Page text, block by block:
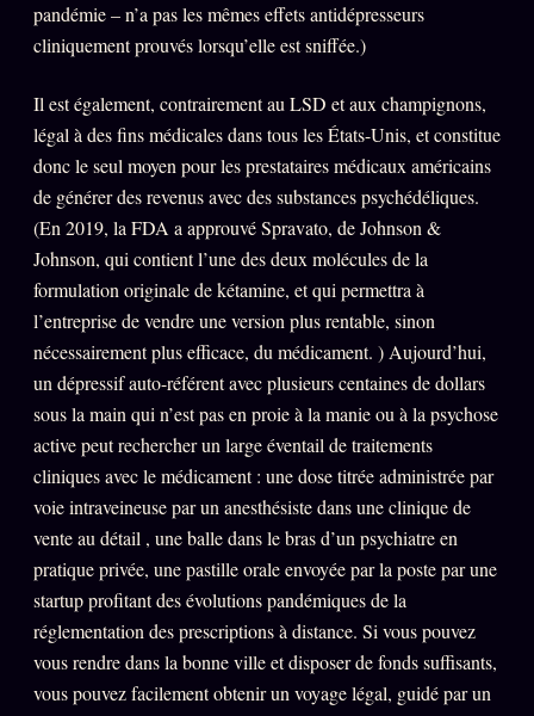
pandémie – n’a pas les mêmes effets antidépresseurs
cliniquement prouvés lorsqu’elle est sniffée.)
Il est également, contrairement au LSD et aux champignons,
légal à des fins médicales dans tous les États-Unis, et constitue
donc le seul moyen pour les prestataires médicaux américains
de générer des revenus avec des substances psychédéliques.
(En 2019, la FDA a approuvé Spravato, de Johnson &
Johnson, qui contient l’une des deux molécules de la
formulation originale de kétamine, et qui permettra à
l’entreprise de vendre une version plus rentable, sinon
nécessairement plus efficace, du médicament. ) Aujourd’hui,
un dépressif auto-référent avec plusieurs centaines de dollars
sous la main qui n’est pas en proie à la manie ou à la psychose
active peut rechercher un large éventail de traitements
cliniques avec le médicament : une dose titrée administrée par
voie intraveineuse par un anesthésiste dans une clinique de
vente au détail , une balle dans le bras d’un psychiatre en
pratique privée, une pastille orale envoyée par la poste par une
startup profitant des évolutions pandémiques de la
réglementation des prescriptions à distance. Si vous pouvez
vous rendre dans la bonne ville et disposer de fonds suffisants,
vous pouvez facilement obtenir un voyage légal, guidé par un